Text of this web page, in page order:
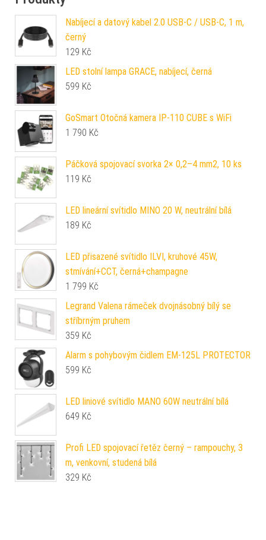
Nabíjecí a datový kabel 2.0 USB-C / USB-C, 1 m,
černý
129 Kč
LED stolní lampa GRACE, nabíjecí, černá
599 Kč
GoSmart Otočná kamera IP-110 CUBE s WiFi
1 790 Kč
Páčková spojovací svorka 2× 0,2–4 mm2, 10 ks
119 Kč
LED lineární svítidlo MINO 20 W, neutrální bílá
189 Kč
LED přisazené svítidlo ILVI, kruhové 45W,
stmívání+CCT, černá+champagne
1 799 Kč
Legrand Valena rámeček dvojnásobný bílý se
stříbrným pruhem
359 Kč
Alarm s pohybovým čidlem EM‑125L PROTECTOR
599 Kč
LED liniové svítidlo MANO 60W neutrální bílá
649 Kč
Profi LED spojovací řetěz černý – rampouchy, 3
m, venkovní, studená bílá
329 Kč